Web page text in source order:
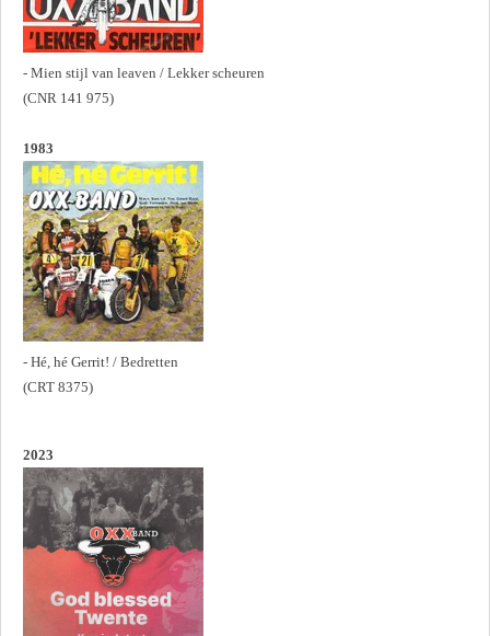
- Mien stijl van leaven / Lekker scheuren
(CNR 141 975)
1983
- Hé, hé Gerrit! / Bedretten
(CRT 8375)
2023